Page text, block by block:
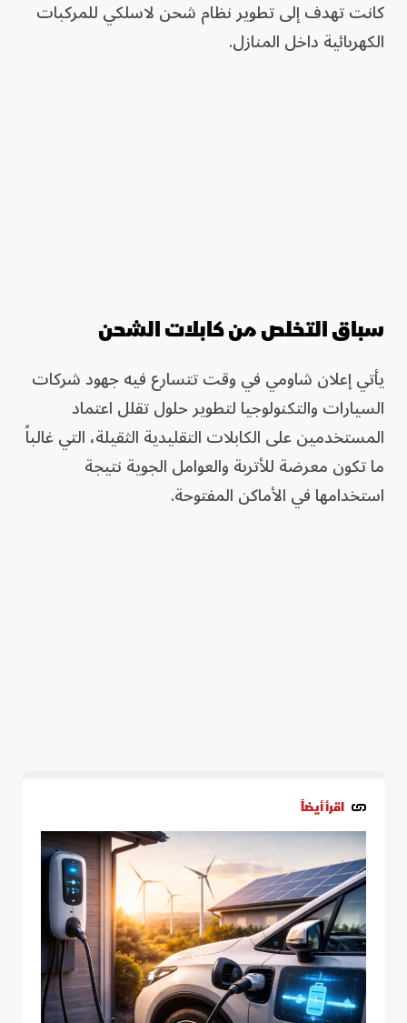
كانت تهدف إلى تطوير نظام شحن لاسلكي للمركبات
الكهربائية داخل المنازل.
سباق التخلص من كابلات الشحن
يأتي إعلان شاومي في وقت تتسارع فيه جهود شركات
السيارات والتكنولوجيا لتطوير حلول تقلل اعتماد
المستخدمين على الكابلات التقليدية الثقيلة، التي غالباً
ما تكون معرضة للأتربة والعوامل الجوية نتيجة
استخدامها في الأماكن المفتوحة.
اقرأ أيضاً